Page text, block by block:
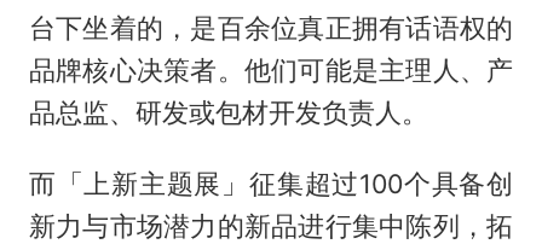
台下坐着的，是百余位真正拥有话语权的
品牌核心决策者。他们可能是主理人、产
品总监、研发或包材开发负责人。
而「上新主题展」征集超过100个具备创
新力与市场潜力的新品进行集中陈列，拓